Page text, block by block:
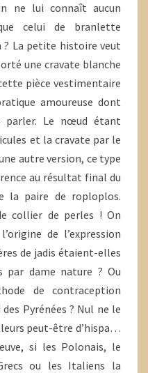
ne lui connaît aucun
celui de branlette
? La petite histoire veut
une cravate blanche
pièce vestimentaire
amoureuse dont
parler. Le nœud étant
et la cravate par le
autre version, ce type
au résultat final du
la paire de roploplos.
collier de perles ! On
de l’expression
de jadis étaient-elles
par dame nature ? Ou
de contraception
Pyrénées ? Nul ne le
peut-être d’hispa…
si les Polonais, le
ou les Italiens la